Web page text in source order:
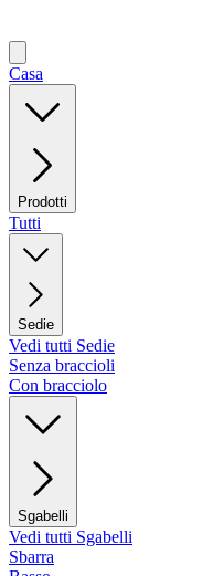
Casa
Prodotti
Tutti
Sedie
Vedi tutti Sedie
Senza braccioli
Con bracciolo
Sgabelli
Vedi tutti Sgabelli
Sbarra